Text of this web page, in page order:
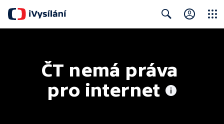
ČT nemá práva
pro internet